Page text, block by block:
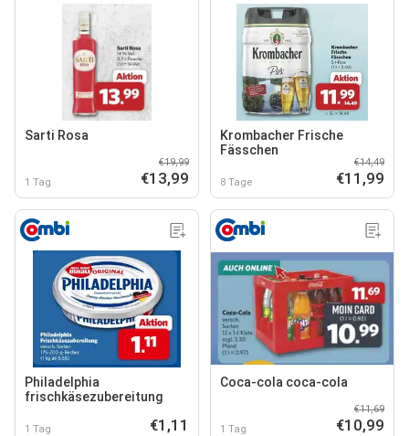
Sarti Rosa
1 Tag
€19,99
€13,99
Krombacher Frische
Fässchen
8 Tage
€14,49
€11,99
Philadelphia
frischkäsezubereitung
1 Tag €1,11
Coca-cola coca-cola
1 Tag
€11,69
€10,99